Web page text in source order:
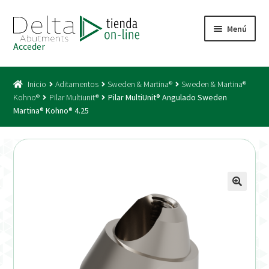
a
la
navegación
al
contenido
Menú
Acceso
Catálogo
Conexiones CAD CAM
Acceder
Inicio Aditamentos Sweden & Martina®
Sweden & Martina®
Kohno®
Pilar Multiunit®
Pilar MultiUnit® Angulado Sweden
Martina® Kohno® 4.25